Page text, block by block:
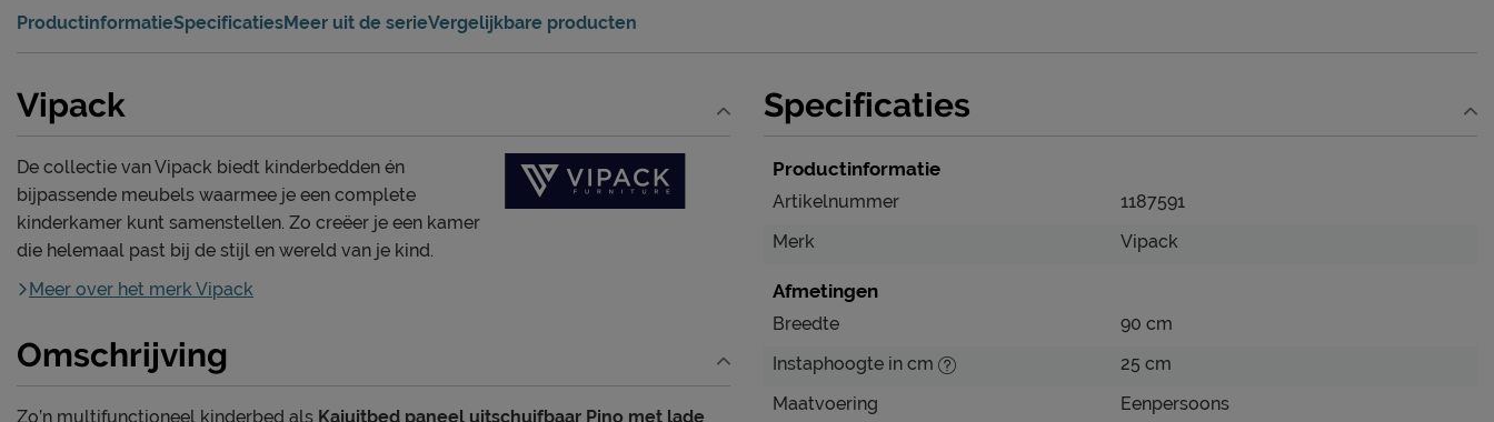
ProductinformatieSpecificatiesMeer uit de serieVergelijkbare producten
Vipack
De collectie van Vipack biedt kinderbedden én
bijpassende meubels waarmee je een complete
kinderkamer kunt samenstellen. Zo creëer je een kamer
die helemaal past bij de stijl en wereld van je kind.
Meer over het merk Vipack
Omschrijving
Zo’n multifunctioneel kinderbed als Kajuitbed paneel uitschuifbaar Pino met lade
Specificaties
Productinformatie
Artikelnummer
1187591
Merk
Vipack
Afmetingen
Breedte
90 cm
Instaphoogte in cm
25 cm
Maatvoering
Eenpersoons